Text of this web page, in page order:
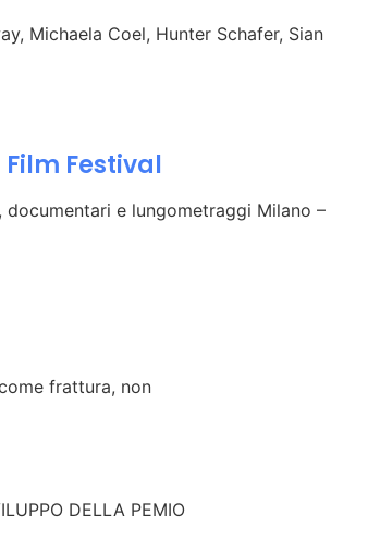
Michaela Coel, Hunter Schafer, Sian
Festival
e lungometraggi Milano –
frattura, non
DELLA PEMIO